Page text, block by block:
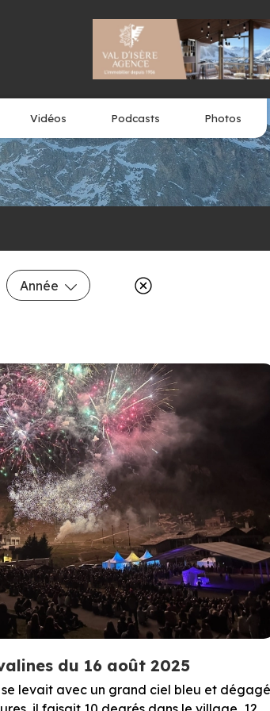
Vidéos Podcasts Photos
Année
du 16 août 2025
se levait avec un grand ciel bleu et